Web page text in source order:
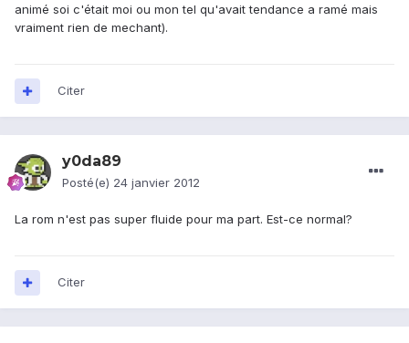
animé soi c'était moi ou mon tel qu'avait tendance a ramé mais
vraiment rien de mechant).
Citer
y0da89
Posté(e) 24 janvier 2012
La rom n'est pas super fluide pour ma part. Est-ce normal?
Citer